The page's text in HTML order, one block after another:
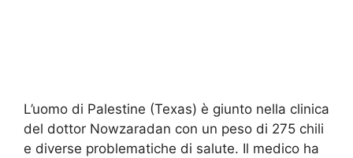
L’uomo di Palestine (Texas) è giunto nella clinica
del dottor Nowzaradan con un peso di 275 chili
e diverse problematiche di salute. Il medico ha